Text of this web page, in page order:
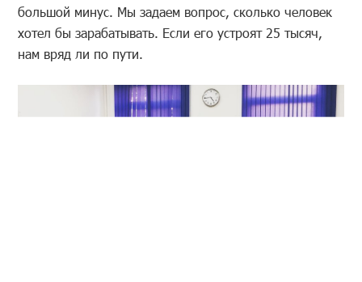
большой минус. Мы задаем вопрос, сколько человек
хотел бы зарабатывать. Если его устроят 25 тысяч,
нам вряд ли по пути.